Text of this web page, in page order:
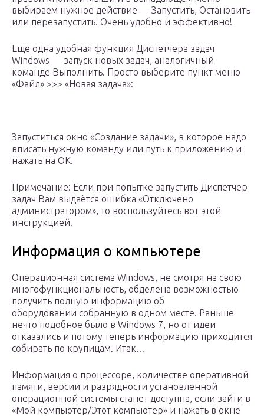
выбираем нужное действие — Запустить, Остановить
или перезапустить. Очень удобно и эффективно!
Ещё одна удобная функция Диспетчера задач
Windows — запуск новых задач, аналогичный
команде Выполнить. Просто выберите пункт меню
«Файл» >>> «Новая задача»:
Запуститься окно «Создание задачи», в которое надо
вписать нужную команду или путь к приложению и
нажать на ОК.
Примечание: Если при попытке запустить Диспетчер
задач Вам выдаётся ошибка «Отключено
администратором», то воспользуйтесь вот этой
инструкцией.
Информация о компьютере
Операционная система Windows, не смотря на свою
многофункциональность, обделена возможностью
получить полную информацию об
оборудовании собранную в одном месте. Раньше
нечто подобное было в Windows 7, но от идеи
отказались и потому теперь информацию приходится
собирать по крупицам. Итак…
Информация о процессоре, количестве оперативной
памяти, версии и разрядности установленной
операционной системы станет доступна, если зайти в
«Мой компьютер/Этот компьютер» и нажать в окне